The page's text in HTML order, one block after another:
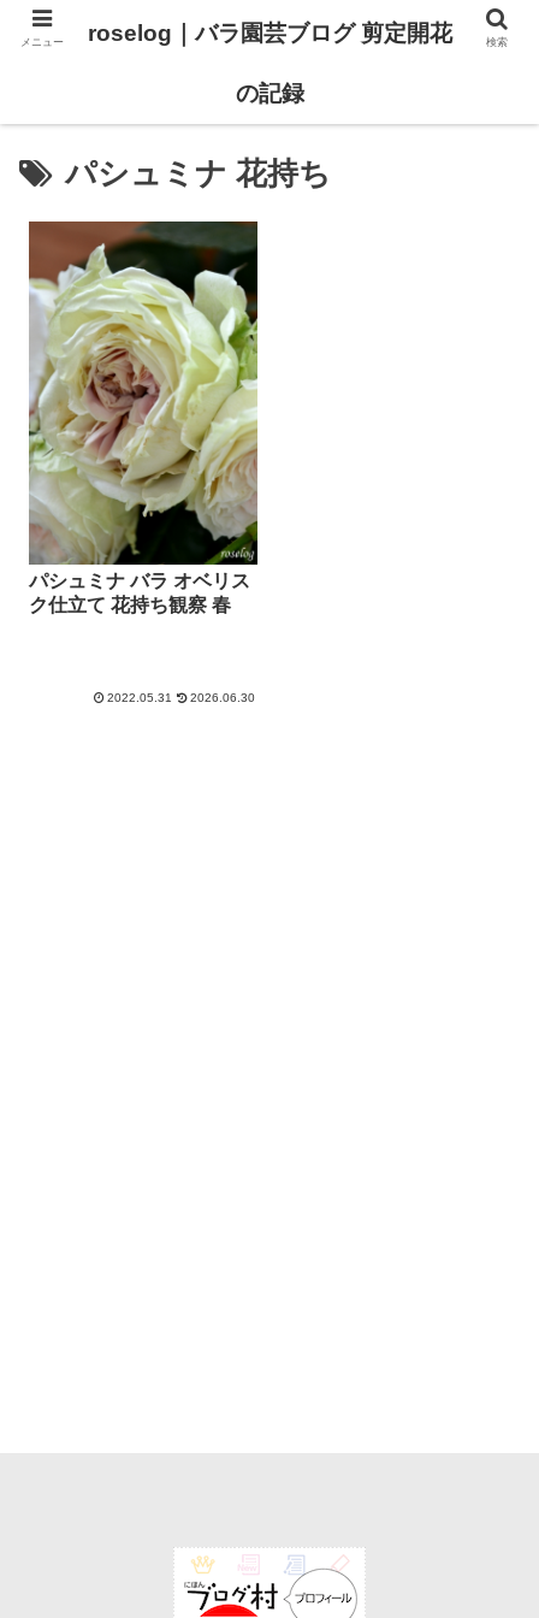
パシュミナ 花持ち
パシュミナ バラ オベリス
ク仕立て 花持ち観察 春
2022.05.31 2026.06.30
メニュー roselog｜バラ園芸ブログ 剪定開花
の記録
検索